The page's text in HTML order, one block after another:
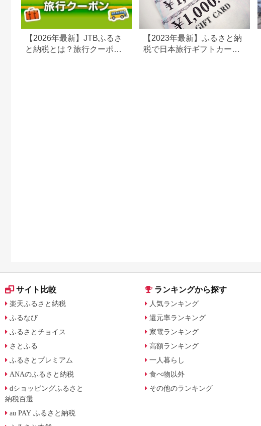
【2026年最新】JTBふるさ
と納税とは？旅行クーポン
【2023年最新】ふるさと納
税で日本旅行ギフトカード
サイト比較
楽天ふるさと納税
ふるなび
ふるさとチョイス
さとふる
ふるさとプレミアム
ANAのふるさと納税
dショッピングふるさと
納税百選
au PAY ふるさと納税
ランキングから探す
人気ランキング
還元率ランキング
家電ランキング
高額ランキング
一人暮らし
食べ物以外
その他のランキング